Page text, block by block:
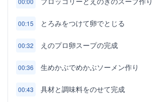
00:15 とろみをつけて卵でとじる
00:32 えのプロ卵スープの完成
00:36 生めかぶでめかぶソーメン作り
00:43 具材と調味料をのせて完成